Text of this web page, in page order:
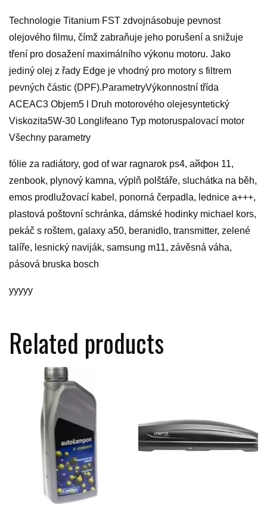
Technologie Titanium FST zdvojnásobuje pevnost
olejového filmu, čímž zabraňuje jeho porušení a snižuje
tření pro dosažení maximálního výkonu motoru. Jako
jediný olej z řady Edge je vhodný pro motory s filtrem
pevných částic (DPF).ParametryVýkonnostní třída
ACEAC3 Objem5 l Druh motorového olejesyntetický
Viskozita5W-30 Longlifeano Typ motoruspalovací motor
Všechny parametry
fólie za radiátory, god of war ragnarok ps4, айфон 11,
zenbook, plynový kamna, výplň polštáře, sluchátka na běh,
emos prodlužovací kabel, ponorná čerpadla, lednice a+++,
plastová poštovní schránka, dámské hodinky michael kors,
pekáč s roštem, galaxy a50, beranidlo, transmitter, zelené
talíře, lesnický naviják, samsung m11, závěsná váha,
pásová bruska bosch
yyyyy
Related products